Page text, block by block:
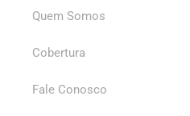
Quem Somos
Cobertura
Fale Conosco